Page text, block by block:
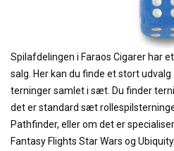
Spilafdelingen i Faraos Cigarer har
salg. Her kan du finde et stort
terninger samlet i sæt. Du finder
det er standard sæt
Pathfinder, eller om det er
Fantasy Flights Star Wars og